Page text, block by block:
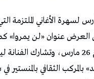
عنوان «لن يمروا» كما
«الليالي الحلوة» يوم 26